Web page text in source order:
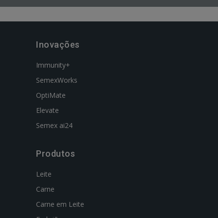
Inovações
Immunity+
SemexWorks
OptiMate
Elevate
Semex ai24
Produtos
Leite
Carne
Carne em Leite